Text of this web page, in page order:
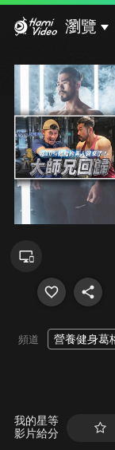
瀏覽
頻道 營養健身葛
我的星等
影片給分